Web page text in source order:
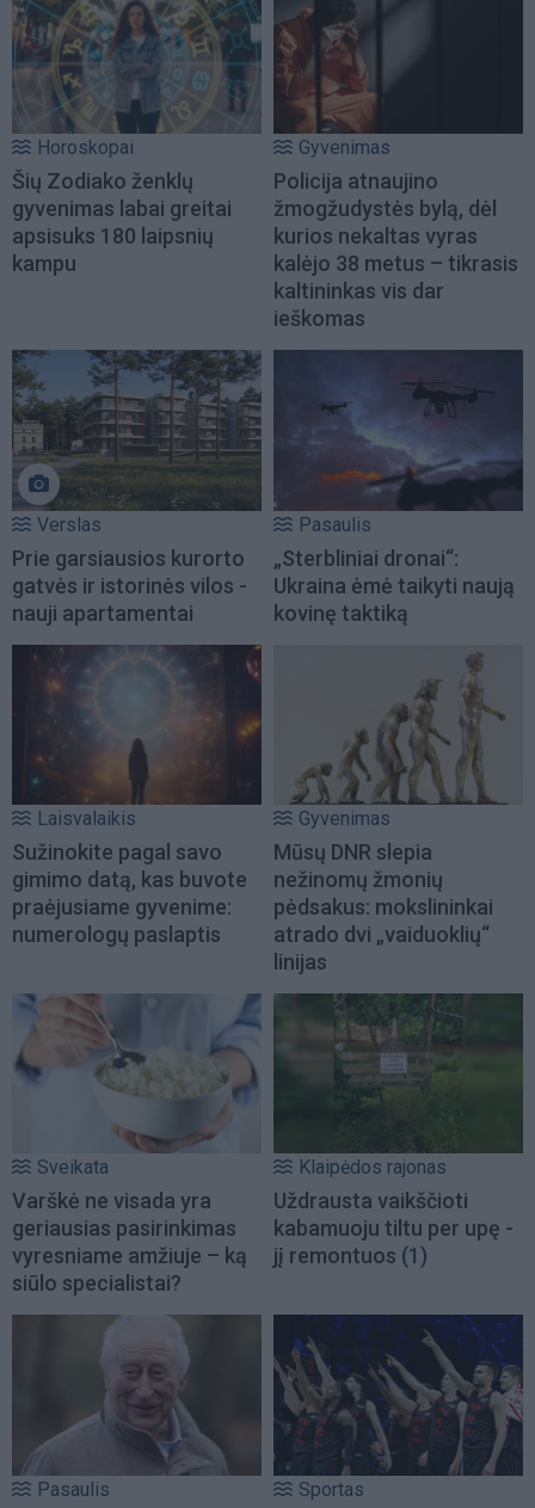
Horoskopai
Šių Zodiako ženklų
gyvenimas labai greitai
apsisuks 180 laipsnių
kampu
Gyvenimas
Policija atnaujino
žmogžudystės bylą, dėl
kurios nekaltas vyras
kalėjo 38 metus – tikrasis
kaltininkas vis dar
ieškomas
Verslas
Prie garsiausios kurorto
gatvės ir istorinės vilos -
nauji apartamentai
Pasaulis
„Sterbliniai dronai“:
Ukraina ėmė taikyti naują
kovinę taktiką
Laisvalaikis
Sužinokite pagal savo
gimimo datą, kas buvote
praėjusiame gyvenime:
numerologų paslaptis
Gyvenimas
Mūsų DNR slepia
nežinomų žmonių
pėdsakus: mokslininkai
atrado dvi „vaiduoklių“
linijas
Sveikata
Varškė ne visada yra
geriausias pasirinkimas
vyresniame amžiuje – ką
siūlo specialistai?
Klaipėdos rajonas
Uždrausta vaikščioti
kabamuoju tiltu per upę -
jį remontuos (1)
Pasaulis Sportas